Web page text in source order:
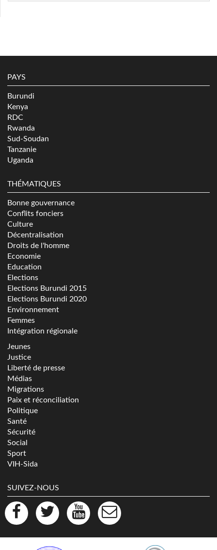
PAYS
Burundi
Kenya
RDC
Rwanda
Sud-Soudan
Tanzanie
Uganda
THÉMATIQUES
Bonne gouvernance
Conflits fonciers
Culture
Décentralisation
Droits de l'homme
Economie
Education
Elections
Elections Burundi 2015
Elections Burundi 2020
Environnement
Femmes
Intégration régionale
Jeunes
Justice
Liberté de presse
Médias
Migrations
Paix et réconciliation
Politique
Santé
Sécurité
Social
Sport
VIH-Sida
SUIVEZ-NOUS